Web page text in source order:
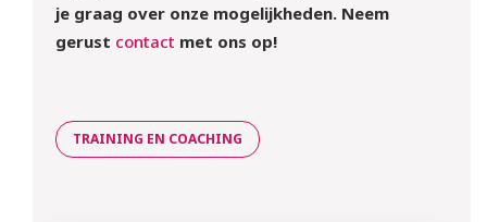
je graag over onze mogelijkheden. Neem
gerust contact met ons op!
TRAINING EN COACHING